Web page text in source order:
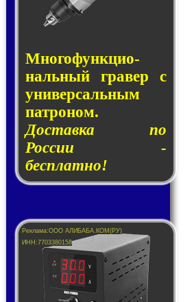
Много­функ­цио­
наль­ный гра­вер с
уни­вер­саль­ным
пат­ро­ном.
Доставка по
России -
бесплатно!